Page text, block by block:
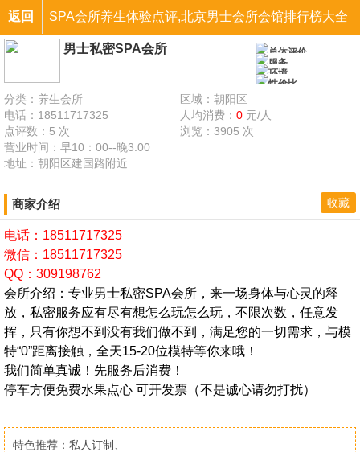
返回 SPA会所养生体验点评,北京男士会所会馆排行榜大全
男士私密SPA会所
总体评价
服务
环境
性价比
男士私密SPA会所
分类：养生会所
区域：朝阳区
电话：18511717325
人均消费： 0 元/人
点评数：5 次
浏览：3905 次
营业时间：早10：00--晚3:00
地址：朝阳区建国路附近
商家介绍 收藏
电话：18511717325
微信：18511717325
QQ：309198762
会所介绍：专业男士私密SPA会所，来一场身体与心灵的释
放，私密服务应有尽有想怎么玩怎么玩，不限次数，任意发
挥，只有你想不到没有我们做不到，满足您的一切需求，与模
特“0”距离接触，全天15-20位模特等你来哦！
我们简单真诚！先服务后消费！
停车方便免费水果点心 可开发票（不是诚心请勿打扰）
特色推荐： 私人订制、